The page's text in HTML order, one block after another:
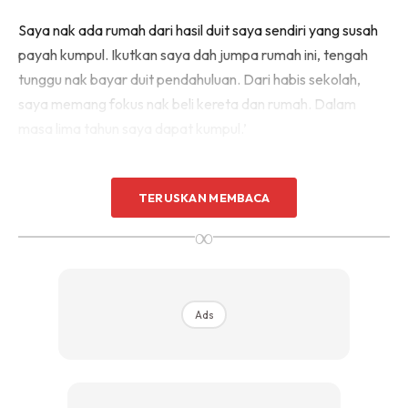
untuk kediaman anda.
Rahsia dari IMPIANA, download sekarang di
Saya nak ada rumah dari hasil duit saya sendiri yang susah
payah kumpul. Ikutkan saya dah jumpa rumah ini, tengah
tunggu nak bayar duit pendahuluan. Dari habis sekolah,
saya memang fokus nak beli kereta dan rumah. Dalam
TERUSKAN MEMBACA
∞
Ads